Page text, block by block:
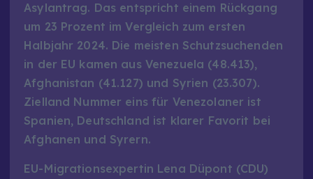
Asylantrag. Das entspricht einem Rückgang
um 23 Prozent im Vergleich zum ersten
Halbjahr 2024. Die meisten Schutzsuchenden
in der EU kamen aus Venezuela (48.413),
Afghanistan (41.127) und Syrien (23.307).
Zielland Nummer eins für Venezolaner ist
Spanien, Deutschland ist klarer Favorit bei
Afghanen und Syrern.
EU-Migrationsexpertin Lena Düpont (CDU)